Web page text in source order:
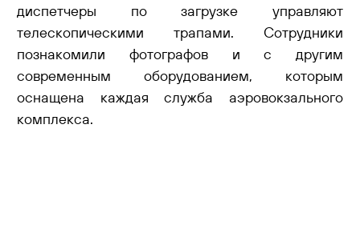
диспетчеры по загрузке управляют
телескопическими трапами. Сотрудники
познакомили фотографов и с другим
современным оборудованием, которым
оснащена каждая служба аэровокзального
комплекса.